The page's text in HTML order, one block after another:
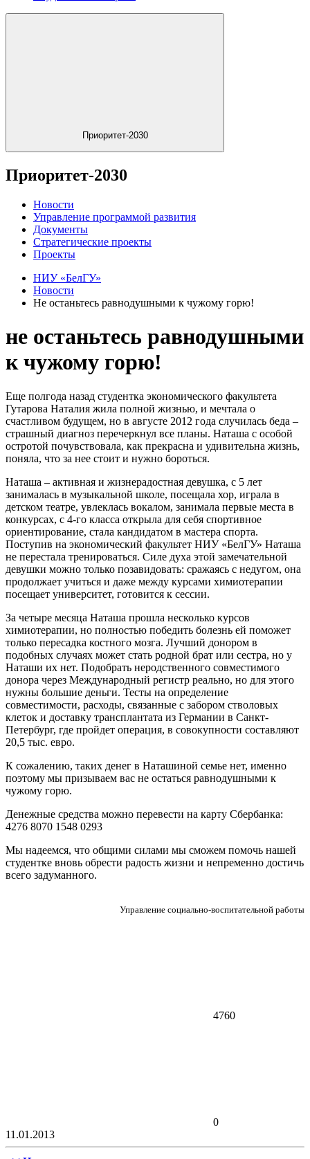
Приоритет-2030
Приоритет-2030
Новости
Управление программой развития
Документы
Стратегические проекты
Проекты
НИУ «БелГУ»
Новости
Не останьтесь равнодушными к чужому горю!
не останьтесь равнодушными
к чужому горю!
Еще полгода назад студентка экономического факультета
Гутарова Наталия жила полной жизнью, и мечтала о
счастливом будущем, но в августе 2012 года случилась беда –
страшный диагноз перечеркнул все планы. Наташа с особой
остротой почувствовала, как прекрасна и удивительна жизнь,
поняла, что за нее стоит и нужно бороться.
Наташа – активная и жизнерадостная девушка, с 5 лет
занималась в музыкальной школе, посещала хор, играла в
детском театре, увлеклась вокалом, занимала первые места в
конкурсах, с 4-го класса открыла для себя спортивное
ориентирование, стала кандидатом в мастера спорта.
Поступив на экономический факультет НИУ «БелГУ» Наташа
не перестала тренироваться. Силе духа этой замечательной
девушки можно только позавидовать: сражаясь с недугом, она
продолжает учиться и даже между курсами химиотерапии
посещает университет, готовится к сессии.
За четыре месяца Наташа прошла несколько курсов
химиотерапии, но полностью победить болезнь ей поможет
только пересадка костного мозга. Лучший донором в
подобных случаях может стать родной брат или сестра, но у
Наташи их нет. Подобрать неродственного совместимого
донора через Международный регистр реально, но для этого
нужны большие деньги. Тесты на определение
совместимости, расходы, связанные с забором стволовых
клеток и доставку трансплантата из Германии в Санкт-
Петербург, где пройдет операция, в совокупности составляют
20,5 тыс. евро.
К сожалению, таких денег в Наташиной семье нет, именно
поэтому мы призываем вас не остаться равнодушными к
чужому горю.
Денежные средства можно перевести на карту Сбербанка:
4276 8070 1548 0293
Мы надеемся, что общими силами мы сможем помочь нашей
студентке вновь обрести радость жизни и непременно достичь
всего задуманного.
Управление социально-воспитательной работы
4760
0
11.01.2013